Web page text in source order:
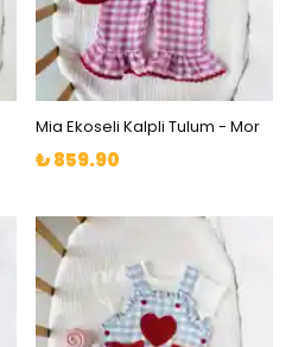
Mia Ekoseli Kalpli Tulum - Mor
₺ 859.90